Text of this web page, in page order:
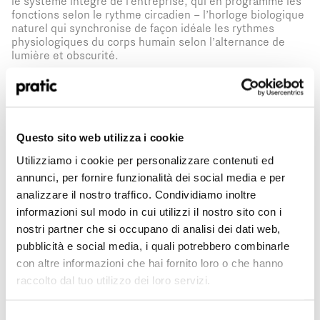
Questo sito web utilizza i cookie
Utilizziamo i cookie per personalizzare contenuti ed
annunci, per fornire funzionalità dei social media e per
analizzare il nostro traffico. Condividiamo inoltre
informazioni sul modo in cui utilizzi il nostro sito con i
nostri partner che si occupano di analisi dei dati web,
pubblicità e social media, i quali potrebbero combinarle
con altre informazioni che hai fornito loro o che hanno
raccolto dal tuo utilizzo dei loro servizi.
fonctions selon le rythme circadien – l’horloge biologique
naturel qui synchronise de façon idéale les rythmes
physiologiques du corps humain selon l’alternance de
lumière et obscurité.
Les
périmétriques e Spot Light ajustent ainsi
et concentration.
Le projet open airest enfin complété parle choix de la
couleurqui, au-delà de se marier parfaitement avec le
site naturel et les teintes qui caractérisent le bâtiment,
l’environnement. La nuance particulière de vert a été en
effet réalisée sur mesure par Pratic dans un système à
zéro émission et exclusivement avec l’utilisation de
peintures atoxiques et non polluantes certifiés
Seaside Classe 2 , qui garantissent une meilleure brillance
Quel est le profil qui vous correspond le mieux
HoReCa
Concepteur/Planificateur
Particulier
Distributeur